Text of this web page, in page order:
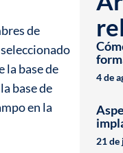
de
la base de
base de
en la
4 de
21 de